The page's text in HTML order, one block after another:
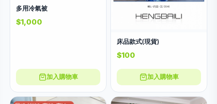
多用冷氣被
$1,000
加入購物車
床品款式(現貨)
$100
加入購物車